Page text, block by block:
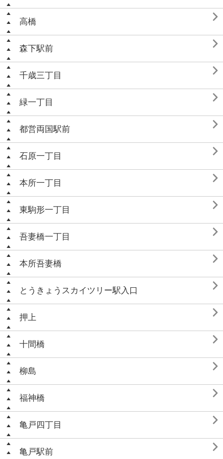
高橋 
森下駅前 
千歳三丁目 
緑一丁目 
都営両国駅前 
石原一丁目 
本所一丁目 
東駒形一丁目 
吾妻橋一丁目 
本所吾妻橋 
とうきょうスカイツリー駅入口 
押上 
十間橋 
柳島 
福神橋 
亀戸四丁目 
亀戸駅前 